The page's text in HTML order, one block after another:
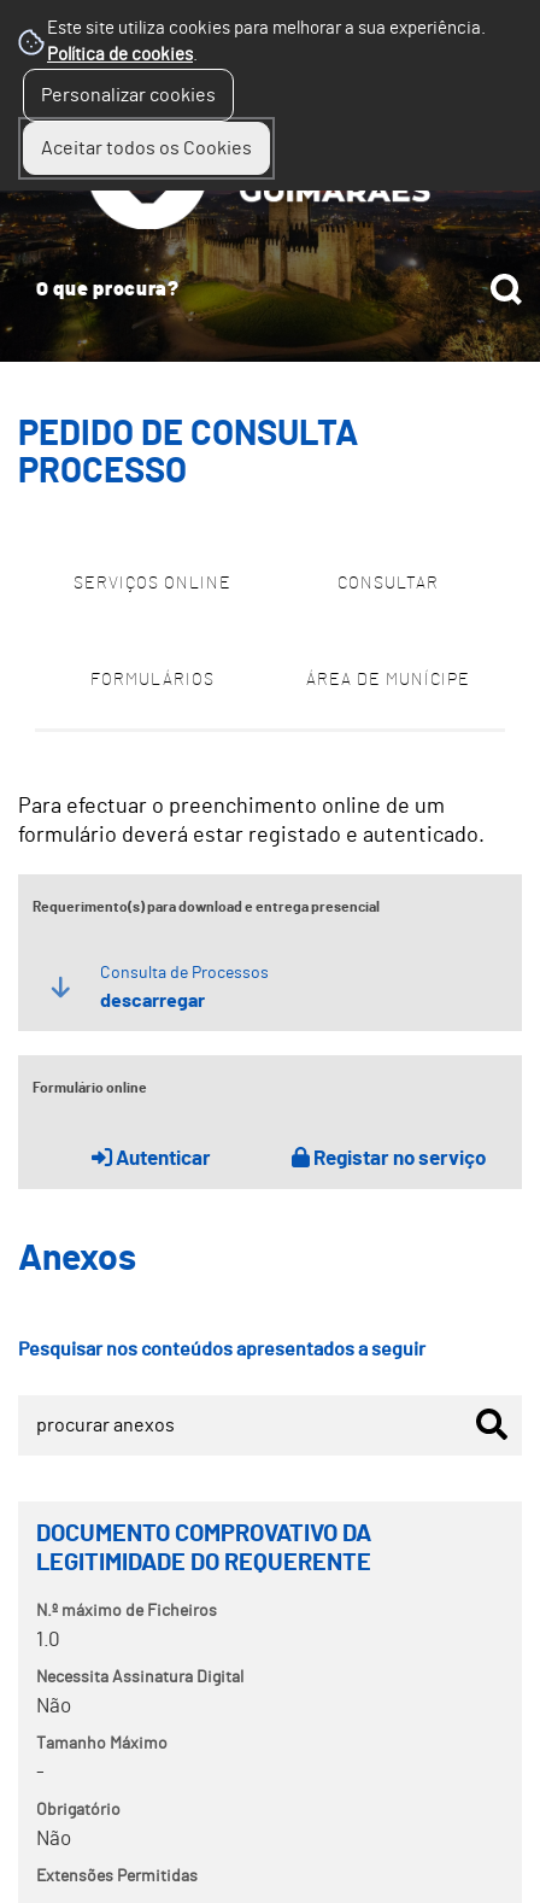
Este site utiliza cookies para melhorar a sua experiência.
Política de cookies.
Personalizar cookies
Aceitar todos os Cookies
PEDIDO DE CONSULTA
PROCESSO
SERVIÇOS ONLINE CONSULTAR
FORMULÁRIOS ÁREA DE MUNÍCIPE
Para efectuar o preenchimento online de um
formulário deverá estar registado e autenticado.
Requerimento(s) para download e entrega presencial
Consulta de Processos
descarregar
Formulário online
Autenticar Registar no serviço
Anexos
Pesquisar nos conteúdos apresentados a seguir
DOCUMENTO COMPROVATIVO DA
LEGITIMIDADE DO REQUERENTE
N.º máximo de Ficheiros
1.0
Necessita Assinatura Digital
Não
Tamanho Máximo
-
Obrigatório
Não
Extensões Permitidas